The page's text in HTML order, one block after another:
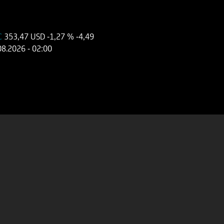
353,47 USD -1,27 %-4,49
- 02:00